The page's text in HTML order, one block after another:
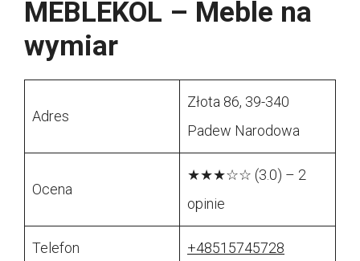
MEBLEKOL – Meble na
wymiar
Adres
Złota 86, 39-340
Padew Narodowa
Ocena
★★★☆☆ (3.0) – 2
opinie
Telefon +48515745728